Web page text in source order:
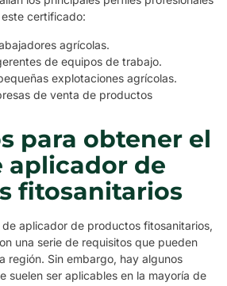
certificado:
agrícolas.
de equipos de trabajo.
explotaciones agrícolas.
de venta de productos
para obtener el
aplicador de
fitosanitarios
aplicador de productos fitosanitarios,
una serie de requisitos que pueden
región. Sin embargo, hay algunos
suelen ser aplicables en la mayoría de